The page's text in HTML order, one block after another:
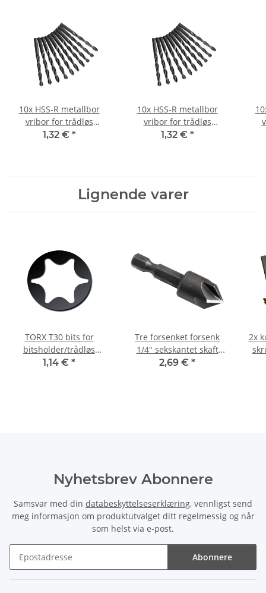
10x HSS-R metallbor
vribor for trådløs
skrutrekker/bore Ø 1,5
1,32 € *
10x HSS-R metallbor
vribor for trådløs
skrutrekker/bor Ø 0,4
1,32 € *
Lignende varer
TORX T30 bits for
bitsholder/trådløs
skrutrekker/slagskrutrekker
1,14 € *
Tre forsenket forsenk
1/4" sekskantet skaft
slagnøkkel/trådløs
2,69 € *
2x
Nyhetsbrev Abonnere
Samsvar med din databeskyttelseserklæring, vennligst send
meg informasjon om produktutvalget ditt regelmessig og når
som helst via e-post.
Abonnere